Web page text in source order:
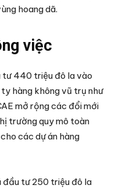
hoang dã.
việc
tư 440 triệu đô la vào
hàng không vũ trụ như
mở rộng các đổi mới
trường quy mô toàn
các dự án hàng
đầu tư 250 triệu đô la